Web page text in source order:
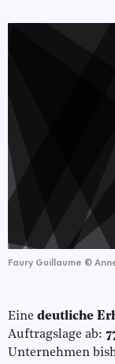
Faury Guillaume ©
Eine deutliche
Auftragslage ab:
Unternehmen